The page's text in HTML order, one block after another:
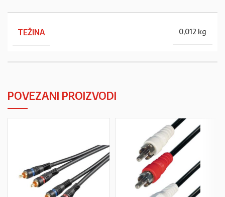
TEŽINA 0,012 kg
POVEZANI PROIZVODI